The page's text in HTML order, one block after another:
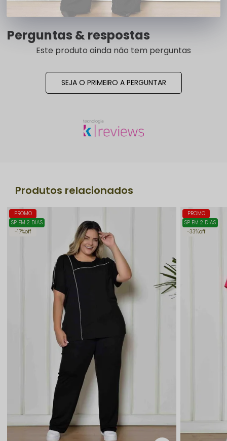
Perguntas & respostas
Este produto ainda não tem perguntas
SEJA O PRIMEIRO A PERGUNTAR
Produtos relacionados
17%off
PROMO
SP EM 2 DIAS
33%off
PROMO
SP EM 2 DIAS